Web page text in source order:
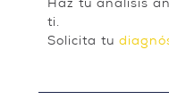
Haz tu análisis
ti.
Solicita tu